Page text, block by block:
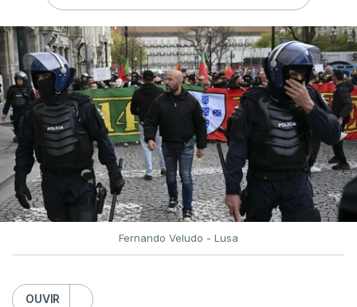
Fernando Veludo - Lusa
OUVIR